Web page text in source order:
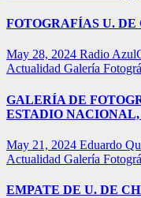
FOTOGRAFÍAS U.
May 28, 2024 Radio
Actualidad Galería
GALERÍA DE
ESTADIO
May 21, 2024 Eduardo
Actualidad Galería
EMPATE DE U. DE